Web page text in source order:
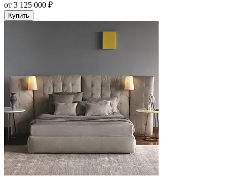
от 3 125 000 ₽
Купить